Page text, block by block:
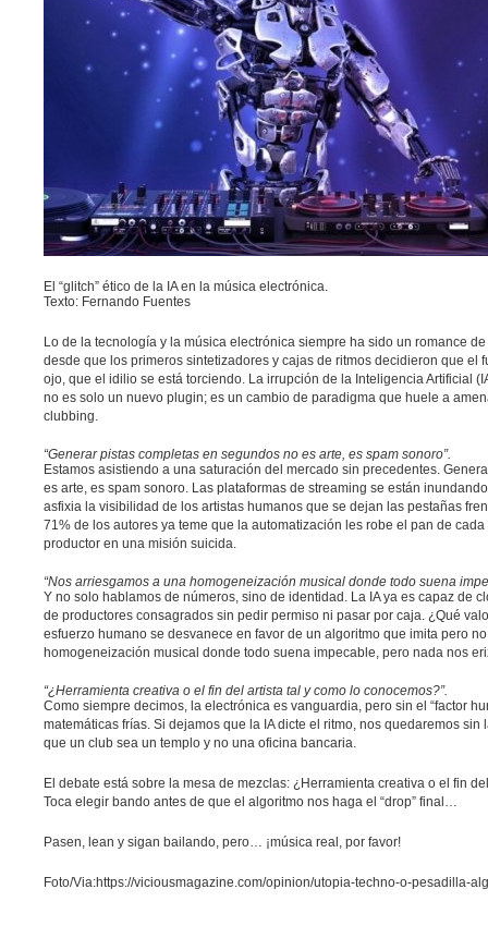
El “glitch” ético de la IA en la música electrónica.
Texto: Fernando Fuentes
Lo de la tecnología y la música electrónica siempre ha sido un romance
desde que los primeros sintetizadores y cajas de ritmos decidieron que el
ojo, que el idilio se está torciendo. La irrupción de la Inteligencia Artificial
no es solo un nuevo plugin; es un cambio de paradigma que huele a
clubbing.
“Generar pistas completas en segundos no es arte, es spam sonoro”.
Estamos asistiendo a una saturación del mercado sin precedentes.
es arte, es spam sonoro. Las plataformas de streaming se están
asfixia la visibilidad de los artistas humanos que se dejan las pestañas
71% de los autores ya teme que la automatización les robe el pan de
productor en una misión suicida.
“Nos arriesgamos a una homogeneización musical donde todo suena
Y no solo hablamos de números, sino de identidad. La IAya es capaz de
de productores consagrados sin pedir permiso ni pasar por caja. ¿Qué
esfuerzo humano se desvanece en favor de un algoritmo que imita pero
homogeneización musical donde todo suena impecable, pero nada nos
“¿Herramienta creativa o el fin del artista tal y como lo conocemos?”.
Como siempre decimos, la electrónica es vanguardia, pero sin el “factor
matemáticas frías. Si dejamos que la IAdicte el ritmo, nos quedaremos sin
que un club sea un templo y no una oficina bancaria.
El debate está sobre la mesa de mezclas: ¿Herramienta creativa o el fin
Toca elegir bando antes de que el algoritmo nos haga el “drop” final…
Pasen, lean y sigan bailando, pero… ¡música real, por favor!
Foto/Via:https://viciousmagazine.com/opinion/utopia-techno-o-pesadilla-